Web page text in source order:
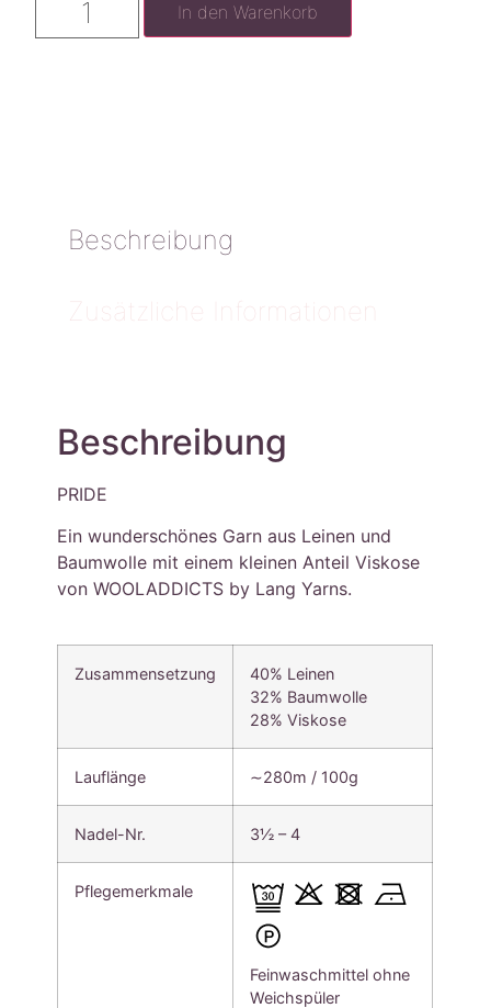
In den Warenkorb
Beschreibung
Zusätzliche Informationen
Beschreibung
PRIDE
Ein wunderschönes Garn aus Leinen und
Baumwolle mit einem kleinen Anteil Viskose
von WOOLADDICTS by Lang Yarns.
Zusammensetzung
40% Leinen
32% Baumwolle
28% Viskose
Lauflänge ∼280m / 100g
Nadel-Nr. 3½ – 4
Pflegemerkmale
Feinwaschmittel ohne
Weichspüler